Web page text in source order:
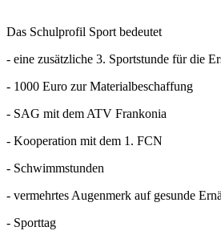
Das Schulprofil Sport bedeutet
- eine zusätzliche 3. Sportstunde für die
- 1000 Euro zur Materialbeschaffung
- SAG mit dem ATV Frankonia
- Kooperation mit dem 1. FCN
- Schwimmstunden
- vermehrtes Augenmerk auf gesunde
- Sporttag